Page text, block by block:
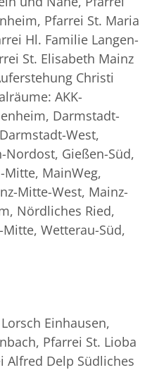
Pfarrei St. Maria
Hl. Familie Langen-
St. Elisabeth Mainz
Christi
AKK-
Darmstadt-
West,
Nordost, Gießen-Süd,
Mitte, MainWeg,
Mitte-West, Mainz-
Nördliches Ried,
Wetterau-Süd,
Einhausen,
Pfarrei St. Lioba
Alfred Delp Südliches